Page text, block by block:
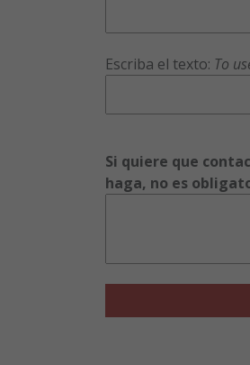
Escriba el texto: To
Si quiere que
haga, no es